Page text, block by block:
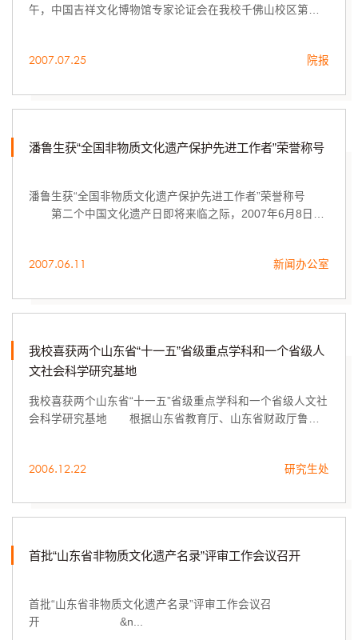
午，中国吉祥文化博物馆专家论证会在我校千佛山校区第一
2007.07.25 院报
潘鲁生获“全国非物质文化遗产保护先进工作者”荣誉称号
潘鲁生获“全国非物质文化遗产保护先进工作者”荣誉称号
第二个中国文化遗产日即将来临之际，2007年6月8日上
2007.06.11 新闻办公室
我校喜获两个山东省“十一五”省级重点学科和一个省级人
文社会科学研究基地
我校喜获两个山东省“十一五”省级重点学科和一个省级人文社
会科学研究基地 根据山东省教育厅、山东省财政厅鲁教
2006.12.22 研究生处
首批“山东省非物质文化遗产名录”评审工作会议召开
首批“山东省非物质文化遗产名录”评审工作会议召
开 &n...